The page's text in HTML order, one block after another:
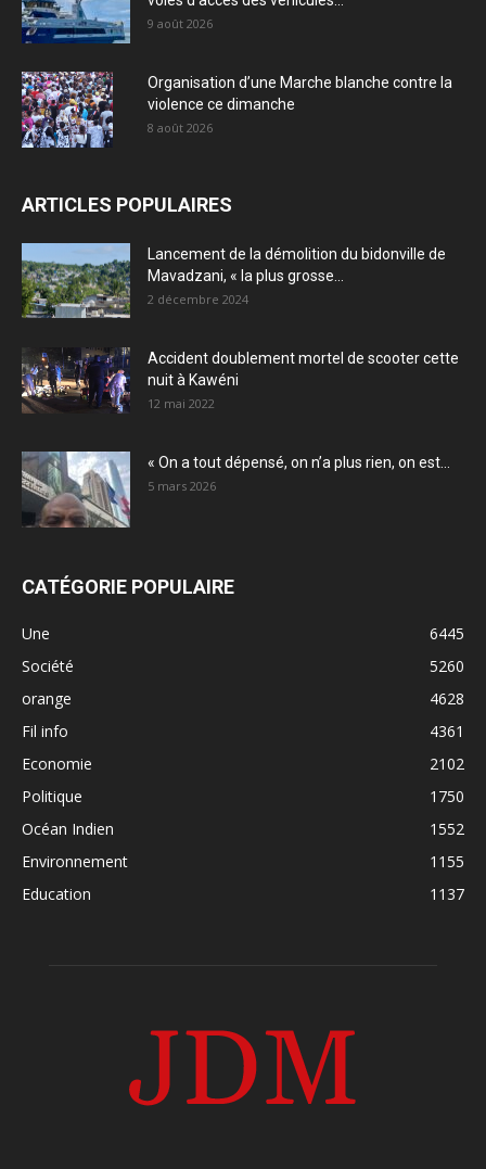
9 août 2026
Organisation d’une Marche blanche contre la
violence ce dimanche
8 août 2026
ARTICLES POPULAIRES
Lancement de la démolition du bidonville de
Mavadzani, « la plus grosse...
2 décembre 2024
Accident doublement mortel de scooter cette
nuit à Kawéni
12 mai 2022
« On a tout dépensé, on n’a plus rien, on est...
5 mars 2026
CATÉGORIE POPULAIRE
Une
6445
Société
5260
orange
4628
Fil info
4361
Economie
2102
Politique
1750
Océan Indien
1552
Environnement
1155
Education
1137